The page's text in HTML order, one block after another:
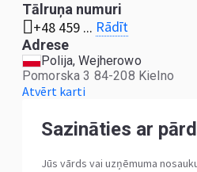
Tālruņa numuri
+48 459 ... Rādīt
Adrese
Polija, Wejherowo
Pomorska 3 84-208 Kielno
Atvērt karti
Sazināties ar
Jūs vārds vai uzņēmuma